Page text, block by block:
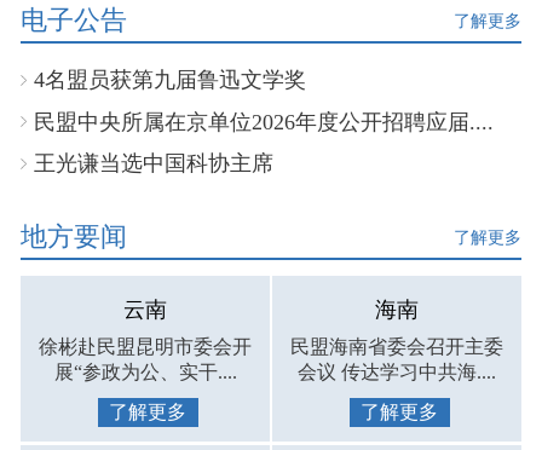
电子公告 了解更多
4名盟员获第九届鲁迅文学奖
民盟中央所属在京单位2026年度公开招聘应届....
王光谦当选中国科协主席
地方要闻 了解更多
云南
徐彬赴民盟昆明市委会开
展“参政为公、实干....
了解更多
海南
民盟海南省委会召开主委
会议 传达学习中共海....
了解更多